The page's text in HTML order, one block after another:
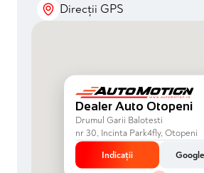
Direcții GPS
Dealer Auto Otopeni
Drumul Garii Balotesti
nr 30, Incinta Park4fly, Otopeni
Indicații